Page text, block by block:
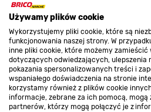
Używamy plików cookie
Wykorzystujemy pliki cookie, które są
funkcjonowania naszej strony. W
inne pliki cookie, które możemy
dotyczących odwiedzających, ulepszenia
pokazania spersonalizowanych treści i
wspaniałego doświadczenia na stronie
korzystamy również z plików cookie
informacje, zebrane za ich pomocą,
partnerów, którzy mogą połączyć je z
O nas
Kontakt do sklepu
Strefa biznesu